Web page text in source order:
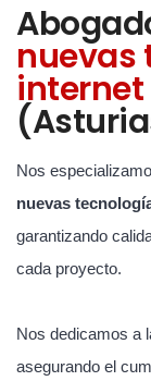
nuevas
internet
Nos
nuevas
garantizando
cada proyecto.
Nos dedicamos a
asegurando el